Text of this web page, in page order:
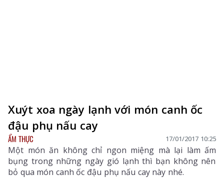
Xuýt xoa ngày lạnh với món canh ốc
đậu phụ nấu cay
ẨM THỰC 17/01/2017 10:25
Một món ăn không chỉ ngon miệng mà lại làm ấm
bụng trong những ngày gió lạnh thì bạn không nên
bỏ qua món canh ốc đậu phụ nấu cay này nhé.